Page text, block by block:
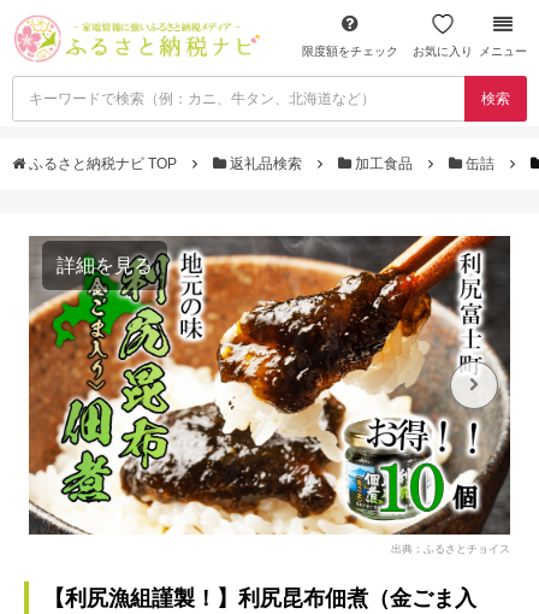
限度額をチェック お気に入り メニュー
検索
ふるさと納税ナビ TOP 返礼品検索 加工食品 缶詰
詳細を見る
出典：ふるさとチョイス
【利尻漁組謹製！】利尻昆布佃煮（金ごま入